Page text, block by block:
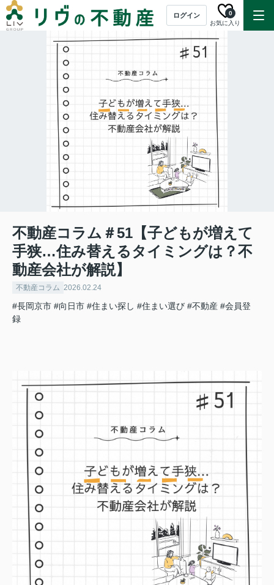
ログイン
お気に入り
0
不動産コラム＃51【子どもが増えて
手狭…住み替えるタイミングは？不
動産会社が解説】
不動産コラム 2026.02.24
#長岡京市 #向日市 #住まい探し #住まい選び #不動産 #会員登
録